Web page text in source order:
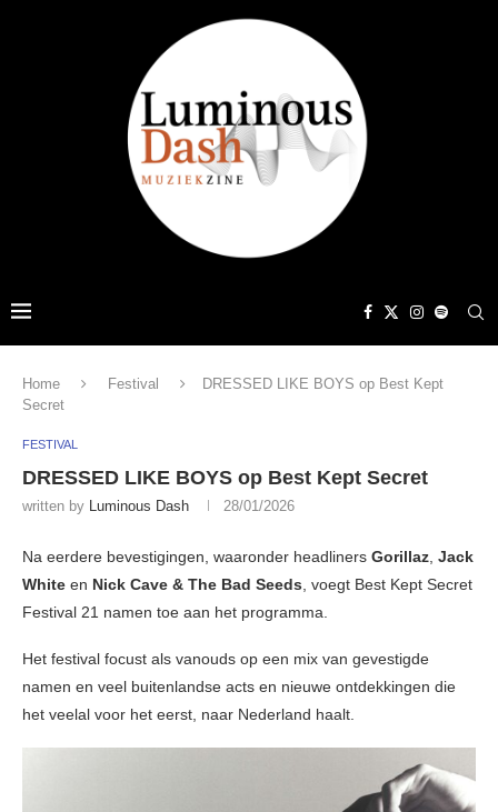
Home Festival
DRESSED LIKE BOYS op Best Kept
Secret
FESTIVAL
DRESSED LIKE BOYS op Best Kept Secret
written by Luminous Dash 28/01/2026
Na eerdere bevestigingen, waaronder headliners Gorillaz, Jack
White en Nick Cave & The Bad Seeds, voegt Best Kept Secret
Festival 21 namen toe aan het programma.
Het festival focust als vanouds op een mix van gevestigde
namen en veel buitenlandse acts en nieuwe ontdekkingen die
het veelal voor het eerst, naar Nederland haalt.